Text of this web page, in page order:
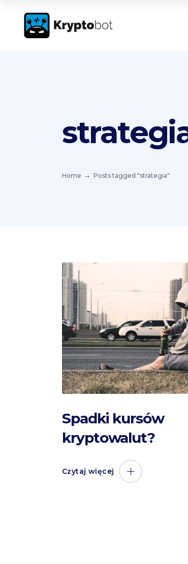
Home Posts tagged "strategia"
Spadki kursów
kryptowalut?
Czytaj więcej